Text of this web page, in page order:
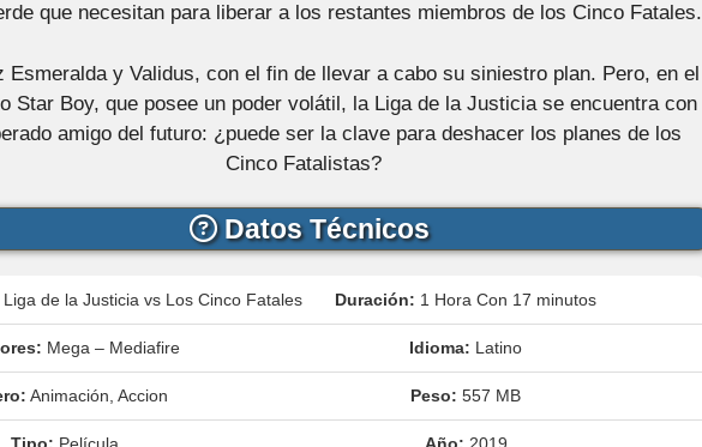
que necesitan para liberar a los restantes miembros de los Cinco Fatales.
Esmeralda y Validus, con el fin de llevar a cabo su siniestro plan. Pero, en el
Star Boy, que posee un poder volátil, la Liga de la Justicia se encuentra con
amigo del futuro: ¿puede ser la clave para deshacer los planes de los
Cinco Fatalistas?
Datos Técnicos
Liga de la Justicia vs Los Cinco Fatales Duración: 1 Hora Con 17 minutos
Mega – Mediafire Idioma: Latino
Animación, Accion Peso: 557 MB